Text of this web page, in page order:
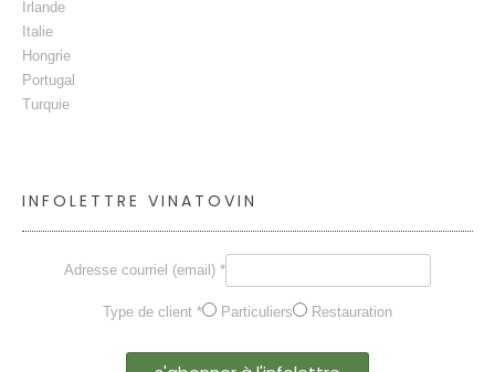
Irlande
Italie
Hongrie
Portugal
Turquie
INFOLETTRE VINATOVIN
Adresse courriel (email) *
Type de client * Particuliers Restauration